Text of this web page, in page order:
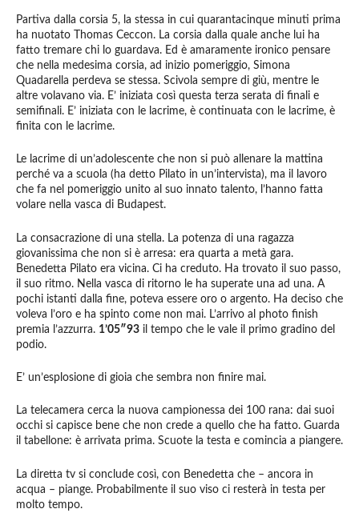
Partiva dalla corsia 5, la stessa in cui quarantacinque minuti prima
ha nuotato Thomas Ceccon. La corsia dalla quale anche lui ha
fatto tremare chi lo guardava. Ed è amaramente ironico pensare
che nella medesima corsia, ad inizio pomeriggio, Simona
Quadarella perdeva se stessa. Scivola sempre di giù, mentre le
altre volavano via. E’ iniziata così questa terza serata di finali e
semifinali. E’ iniziata con le lacrime, è continuata con le lacrime, è
finita con le lacrime.
Le lacrime di un’adolescente che non si può allenare la mattina
perché va a scuola (ha detto Pilato in un’intervista), ma il lavoro
che fa nel pomeriggio unito al suo innato talento, l’hanno fatta
volare nella vasca di Budapest.
La consacrazione di una stella. La potenza di una ragazza
giovanissima che non si è arresa: era quarta a metà gara.
Benedetta Pilato era vicina. Ci ha creduto. Ha trovato il suo passo,
il suo ritmo. Nella vasca di ritorno le ha superate una ad una. A
pochi istanti dalla fine, poteva essere oro o argento. Ha deciso che
voleva l’oro e ha spinto come non mai. L’arrivo al photo finish
premia l’azzurra. 1’05″93 il tempo che le vale il primo gradino del
podio.
E’ un’esplosione di gioia che sembra non finire mai.
La telecamera cerca la nuova campionessa dei 100 rana: dai suoi
occhi si capisce bene che non crede a quello che ha fatto. Guarda
il tabellone: è arrivata prima. Scuote la testa e comincia a piangere.
La diretta tv si conclude così, con Benedetta che – ancora in
acqua – piange. Probabilmente il suo viso ci resterà in testa per
molto tempo.